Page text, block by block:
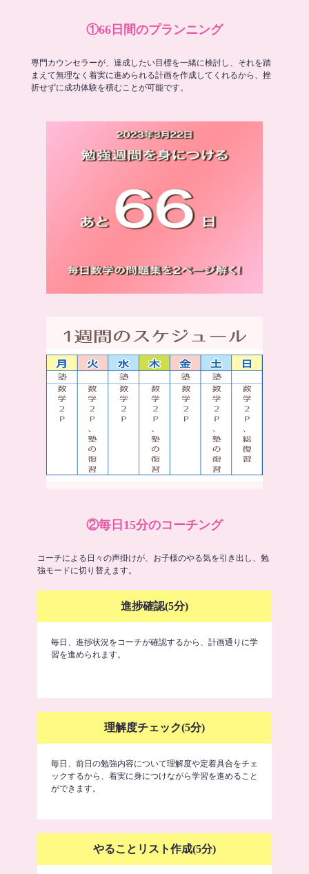
①66日間のプランニング
専門カウンセラーが、達成したい目標を一緒に検討し、それを踏
まえて無理なく着実に進められる計画を作成してくれるから、挫
折せずに成功体験を積むことが可能です。
②毎日15分のコーチング
コーチによる日々の声掛けが、お子様のやる気を引き出し、勉
強モードに切り替えます。
進捗確認(5分)
毎日、進捗状況をコーチが確認するから、計画通りに学
習を進められます。
理解度チェック(5分)
毎日、前日の勉強内容について理解度や定着具合をチェ
ックするから、着実に身につけながら学習を進めること
ができます。
やることリスト作成(5分)